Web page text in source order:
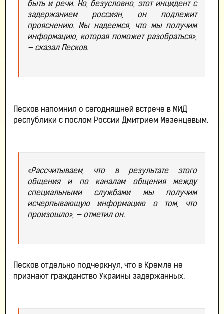
быть и речи. Но, безусловно, этот инцидент с
задержанием россиян, он подлежит
прояснению. Мы надеемся, что мы получим
информацию, которая поможет разобраться»,
— сказал Песков.
Песков напомнил о сегодняшней встрече в МИД
республики с послом России Дмитрием Мезенцевым.
«Рассчитываем, что в результате этого
общения и по каналам общения между
специальными службами мы получим
исчерпывающую информацию о том, что
произошло», — отметил он.
Песков отдельно подчеркнул, что в Кремле не
признают гражданство Украины задержанных.